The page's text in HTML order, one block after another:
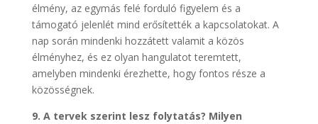
élmény, az egymás felé forduló figyelem és a
támogató jelenlét mind erősítették a kapcsolatokat. A
nap során mindenki hozzátett valamit a közös
élményhez, és ez olyan hangulatot teremtett,
amelyben mindenki érezhette, hogy fontos része a
közösségnek.
9. A tervek szerint lesz folytatás? Milyen